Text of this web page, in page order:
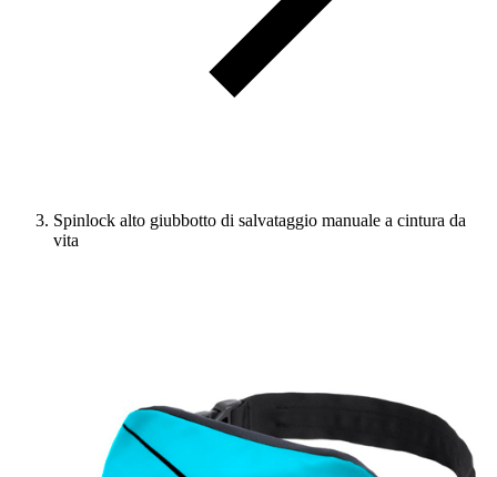
Spinlock alto giubbotto di salvataggio manuale a cintura da
vita